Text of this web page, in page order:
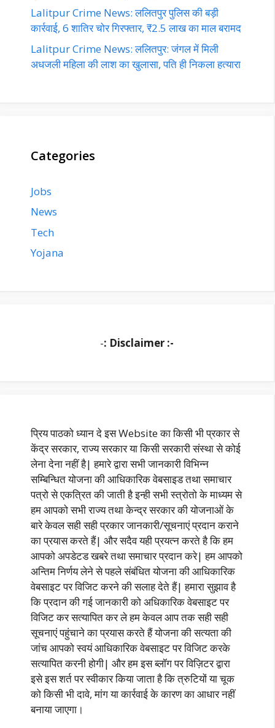
Lalitpur Crime News: ललितपुर पुलिस की बड़ी
कार्रवाई, 6 शातिर चोर गिरफ्तार, ₹2.5 लाख का माल बरामद
Lalitpur Crime News: ललितपुर: जंगल में मिली
अधजली महिला की लाश का खुलासा, पति ही निकला हत्यारा
Categories
Jobs
News
Tech
Yojana
-: Disclaimer :-
प्रिय पाठको ध्यान दे इस Website का किसी भी प्रकार से
केंद्र सरकार, राज्य सरकार या किसी सरकारी संस्था से कोई
लेना देना नहीं है| हमारे द्वारा सभी जानकारी विभिन्न
सम्बिन्धित योजना की आधिकारिक वेबसाइड तथा समाचार
पत्रो से एकत्रित की जाती है इन्ही सभी स्त्रोतो के माध्यम से
हम आपको सभी राज्य तथा केन्द्र सरकार की योजनाओं के
बारे केवल सही सही प्रकार जानकारी/सूचनाएं प्रदान कराने
का प्रयास करते हैं| और सदैव यही प्रयत्न करते है कि हम
आपको अपडेटड खबरे तथा समाचार प्रदान करे| हम आपको
अन्तिम निर्णय लेने से पहले संबंधित योजना की आधिकारिक
वेबसाइट पर विजिट करने की सलाह देते हैं| हमारा सुझाव है
कि प्रदान की गई जानकारी को अधिकारिक वेबसाइट पर
विजिट कर सत्यापित कर ले हम केवल आप तक सही सही
सूचनाएं पहुंचाने का प्रयास करते हैं योजना की सत्यता की
जांच आपको स्वयं आधिकारिक वेबसाइट पर विजिट करके
सत्यापित करनी होगी| और हम इस ब्लॉग पर विज़िटर द्वारा
इसे इस शर्त पर स्वीकार किया जाता है कि त्रुटियों या चूक
को किसी भी दावे, मांग या कार्रवाई के कारण का आधार नहीं
बनाया जाएगा।